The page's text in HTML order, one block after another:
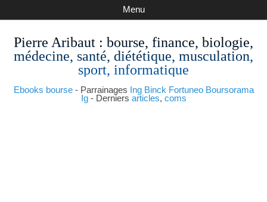
Pierre Aribaut : bourse, finance, biologie,
médecine, santé, diététique, musculation,
sport, informatique
Ebooks bourse- Parrainages Ing Binck Fortuneo Boursorama
Ig- Derniers articles, coms
Menu